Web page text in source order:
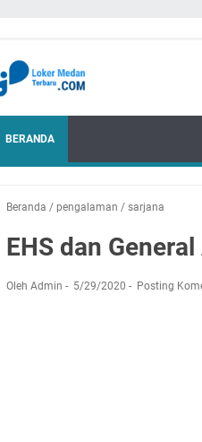
BERANDA
Beranda / pengalaman / sarjana
EHS dan
Oleh Admin 5/29/2020 Posting